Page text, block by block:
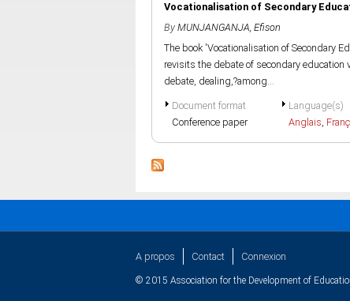
Vocationalisation of Secondary
By MUNJANGANJA, Efison
The book 'Vocationalisation of Secondary
revisits the debate of secondary
debate, dealing,?among...
Document format
Conference paper
Language(s)
Anglais,
A propos Contact Connexion
© 2015 Association for the Development of